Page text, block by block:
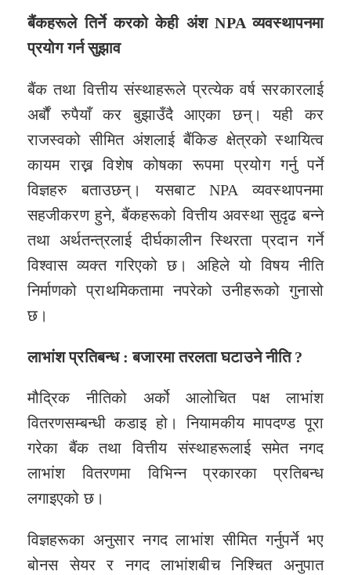
बैंकहरूले तिर्ने करको केही अंश NPAव्यवस्थापनमा
प्रयोग गर्न सुझाव
बैंक तथा वित्तीय संस्थाहरूले प्रत्येक वर्ष सरकारलाई
अर्बौं रुपैयाँ कर बुझाउँदै आएका छन्। यही कर
राजस्वको सीमित अंशलाई बैंकिङ क्षेत्रको स्थायित्व
कायम राख्न विशेष कोषका रूपमा प्रयोग गर्नु पर्ने
विज्ञहरु बताउछन्। यसबाट NPA व्यवस्थापनमा
सहजीकरण हुने, बैंकहरूको वित्तीय अवस्था सुदृढ बन्ने
तथा अर्थतन्त्रलाई दीर्घकालीन स्थिरता प्रदान गर्ने
विश्वास व्यक्त गरिएको छ। अहिले यो विषय नीति
निर्माणको प्राथमिकतामा नपरेको उनीहरूको गुनासो
छ।
लाभांश प्रतिबन्ध : बजारमा तरलता घटाउने नीति ?
मौद्रिक नीतिको अर्को आलोचित पक्ष लाभांश
वितरणसम्बन्धी कडाइ हो। नियामकीय मापदण्ड पूरा
गरेका बैंक तथा वित्तीय संस्थाहरूलाई समेत नगद
लाभांश वितरणमा विभिन्न प्रकारका प्रतिबन्ध
लगाइएको छ।
विज्ञहरूका अनुसार नगद लाभांश सीमित गर्नुपर्ने भए
बोनस सेयर र नगद लाभांशबीच निश्चित अनुपात